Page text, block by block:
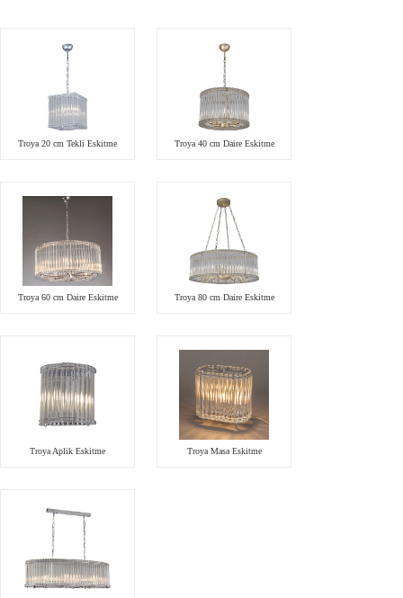
Troya 20 cm Tekli Eskitme Troya 40 cm Daire Eskitme
Troya 60 cm Daire Eskitme Troya 80 cm Daire Eskitme
Troya Aplik Eskitme Troya Masa Eskitme